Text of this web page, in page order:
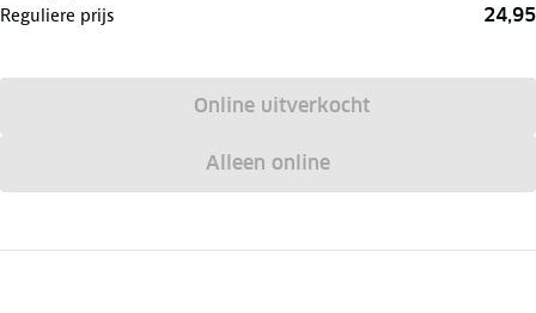
Reguliere prijs 24,95
Online uitverkocht
Alleen online